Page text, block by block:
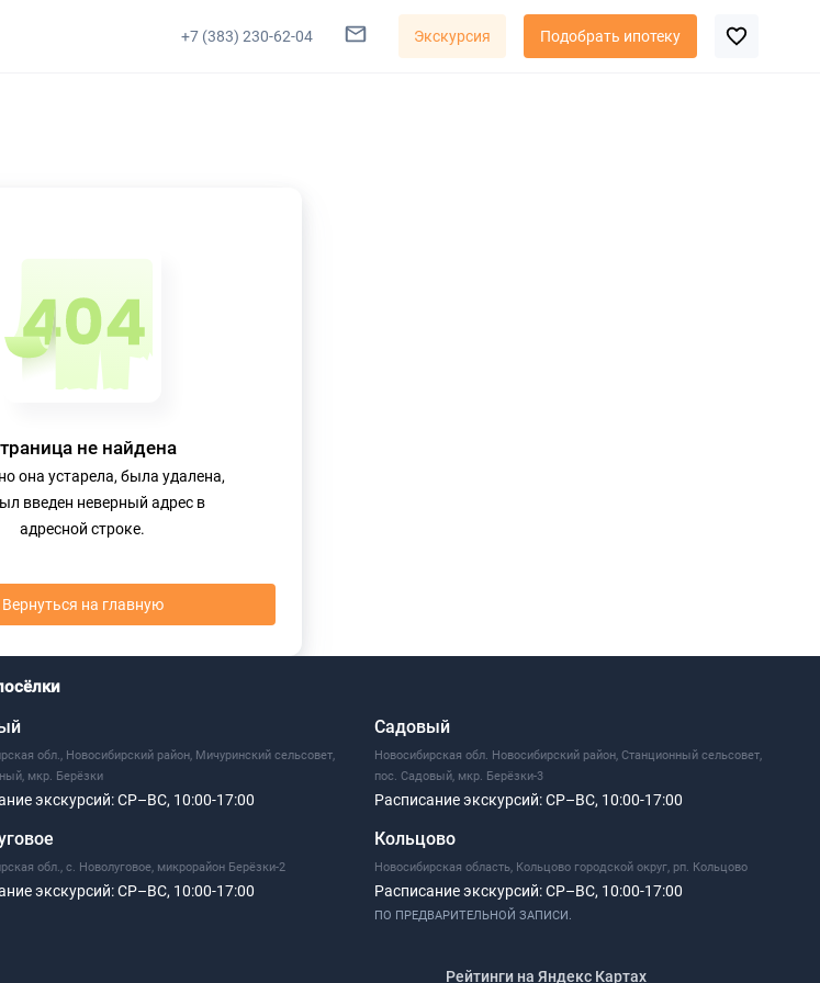
+7 (383) 230-62-04 Экскурсия Подобрать ипотеку
не найдена
она устарела, была удалена,
введен неверный адрес в
адресной строке.
Вернуться на главную
обл., Новосибирский район, Мичуринский сельсовет,
мкр. Берёзки
экскурсий:СР–ВС, 10:00-17:00
обл., с. Новолуговое, микрорайон Берёзки-2
экскурсий:СР–ВС, 10:00-17:00
Садовый
Новосибирская обл. Новосибирский район, Станционный сельсовет,
пос. Садовый, мкр. Берёзки-3
Расписание экскурсий:СР–ВС, 10:00-17:00
Кольцово
Новосибирская область, Кольцово городской округ, рп. Кольцово
Расписание экскурсий:СР–ВС, 10:00-17:00
ПО ПРЕДВАРИТЕЛЬНОЙ ЗАПИСИ.
Рейтинги на Яндекс Картах